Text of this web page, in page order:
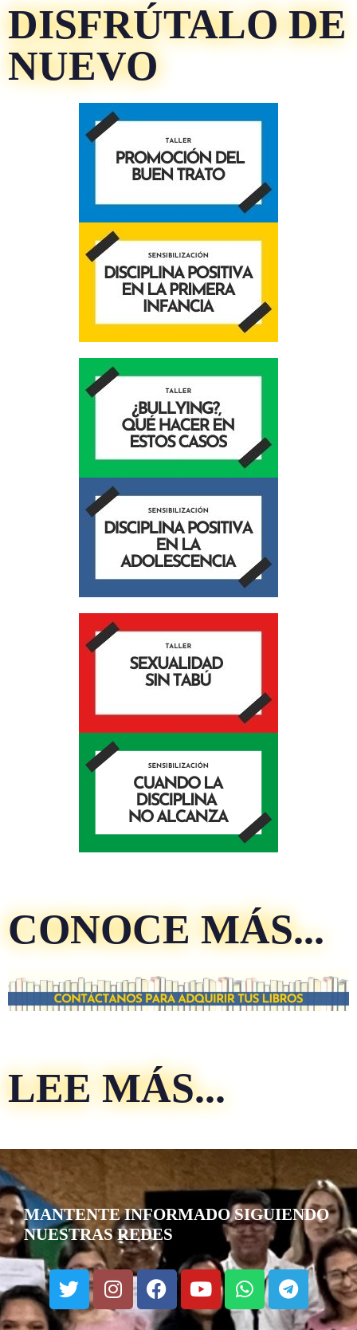
DISFRÚTALO DE
NUEVO
CONOCE MÁS...
LEE MÁS...
MANTENTE INFORMADO SIGUIENDO
NUESTRAS REDES